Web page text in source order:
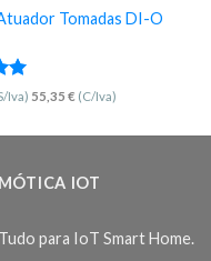
Tomadas DI-O
Iva) 55,35 € (C/Iva)
IOT
Tudo para IoT Smart Home.